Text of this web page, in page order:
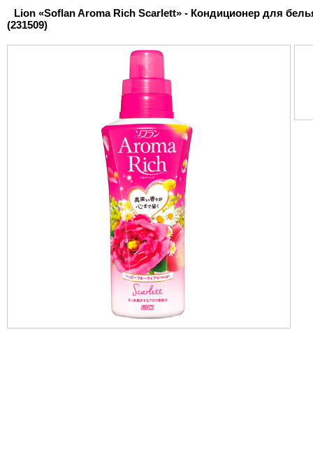
Lion «Soflan Aroma Rich Scarlett» - Кондиционер для
(231509)